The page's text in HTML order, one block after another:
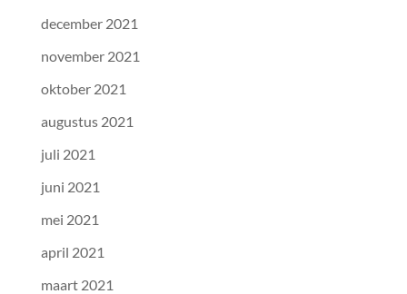
december 2021
november 2021
oktober 2021
augustus 2021
juli 2021
juni 2021
mei 2021
april 2021
maart 2021